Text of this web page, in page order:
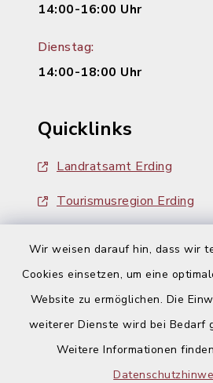
Wir weisen darauf hin, dass wir
Cookies einsetzen, um eine
Website zu ermöglichen. Die
weiterer Dienste wird bei Bedarf
Weitere Informationen
14:00-16:00 Uhr
Dienstag:
14:00-18:00 Uhr
Quicklinks
Landratsamt Erding
Tourismusregion Erding
Kontakt